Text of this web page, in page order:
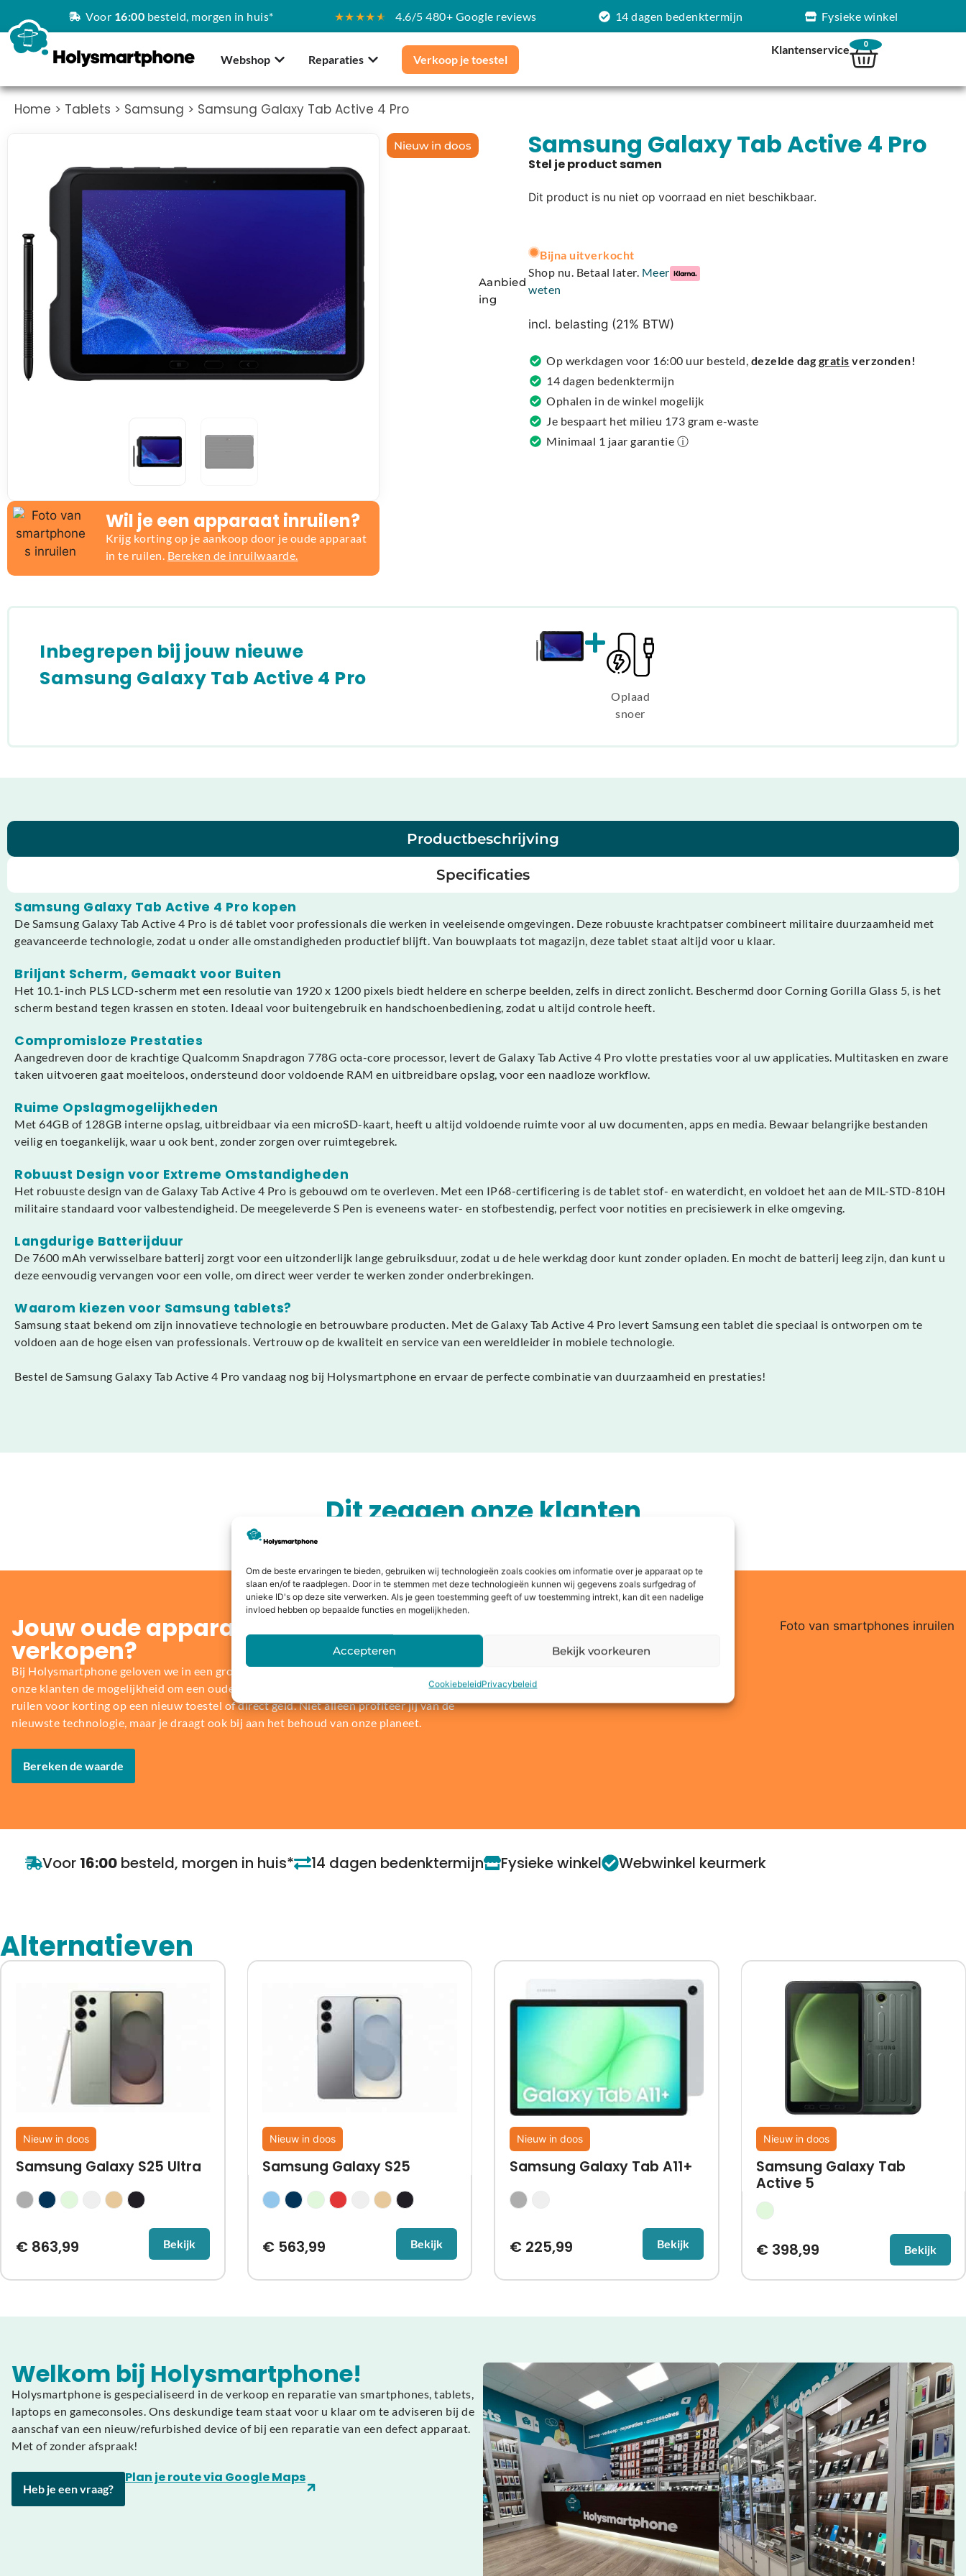
Om de beste ervaringen te bieden, gebruiken wij technologieën zoals cookies om informatie over je apparaat op te
slaan en/of te raadplegen. Door in te stemmen met deze technologieën kunnen wij gegevens zoals surfgedrag of
unieke ID's op deze site verwerken. Als je geen toestemming geeft of uw toestemming intrekt, kan dit een nadelige
invloed hebben op bepaalde functies en mogelijkheden.
Accepteren Bekijk voorkeuren
CookiebeleidPrivacybeleid
Voor 16:00 besteld, morgen in huis* ★★★★★ 4.6/5 480+ Google reviews 14 dagen bedenktermijn Fysieke winkel
Webshop Reparaties Verkoop je toestel
Klantenservice 0
Home > Tablets > Samsung > Samsung Galaxy Tab Active 4 Pro
Wil je een apparaat inruilen?
Krijg korting op je aankoop door je oude apparaat
in te ruilen. Bereken de inruilwaarde.
Nieuw in doos
Aanbied
ing
Samsung Galaxy Tab Active 4 Pro
Dit product is nu niet op voorraad en niet beschikbaar.
l
t
e
n
t
i
v
e
:
Bijna uitverkocht
Shop nu. Betaal later. Meer
weten
incl. belasting (21% BTW)
Op werkdagen voor 16:00 uur besteld, dezelde dag gratis verzonden!
14 dagen bedenktermijn
Ophalen in de winkel mogelijk
Je bespaart het milieu 173 gram e-waste
Minimaal 1 jaar garantie ⓘ
Inbegrepen bij jouw nieuwe
Samsung Galaxy Tab Active 4 Pro
Oplaad
snoer
Productbeschrijving
Specificaties
Samsung Galaxy Tab Active 4 Pro kopen
De Samsung Galaxy Tab Active 4 Pro is dé tablet voor professionals die werken in veeleisende omgevingen. Deze robuuste krachtpatser combineert militaire duurzaamheid met
geavanceerde technologie, zodat u onder alle omstandigheden productief blijft. Van bouwplaats tot magazijn, deze tablet staat altijd voor u klaar.
Briljant Scherm, Gemaakt voor Buiten
Het 10.1-inch PLS LCD-scherm met een resolutie van 1920 x 1200 pixels biedt heldere en scherpe beelden, zelfs in direct zonlicht. Beschermd door Corning Gorilla Glass 5, is het
scherm bestand tegen krassen en stoten. Ideaal voor buitengebruik en handschoenbediening, zodat u altijd controle heeft.
Compromisloze Prestaties
Aangedreven door de krachtige Qualcomm Snapdragon 778G octa-core processor, levert de Galaxy Tab Active 4 Pro vlotte prestaties voor al uw applicaties. Multitasken en zware
taken uitvoeren gaat moeiteloos, ondersteund door voldoende RAM en uitbreidbare opslag, voor een naadloze workflow.
Ruime Opslagmogelijkheden
Met 64GB of 128GB interne opslag, uitbreidbaar via een microSD-kaart, heeft u altijd voldoende ruimte voor al uw documenten, apps en media. Bewaar belangrijke bestanden
veilig en toegankelijk, waar u ook bent, zonder zorgen over ruimtegebrek.
Robuust Design voor Extreme Omstandigheden
Het robuuste design van de Galaxy Tab Active 4 Pro is gebouwd om te overleven. Met een IP68-certificering is de tablet stof- en waterdicht, en voldoet het aan de MIL-STD-810H
militaire standaard voor valbestendigheid. De meegeleverde S Pen is eveneens water- en stofbestendig, perfect voor notities en precisiewerk in elke omgeving.
Langdurige Batterijduur
De 7600 mAh verwisselbare batterij zorgt voor een uitzonderlijk lange gebruiksduur, zodat u de hele werkdag door kunt zonder opladen. En mocht de batterij leeg zijn, dan kunt u
deze eenvoudig vervangen voor een volle, om direct weer verder te werken zonder onderbrekingen.
Waarom kiezen voor Samsung tablets?
Samsung staat bekend om zijn innovatieve technologie en betrouwbare producten. Met de Galaxy Tab Active 4 Pro levert Samsung een tablet die speciaal is ontworpen om te
voldoen aan de hoge eisen van professionals. Vertrouw op de kwaliteit en service van een wereldleider in mobiele technologie.
Bestel de Samsung Galaxy Tab Active 4 Pro vandaag nog bij Holysmartphone en ervaar de perfecte combinatie van duurzaamheid en prestaties!
Dit zeggen onze klanten
Jouw oude apparaat inruilen of
verkopen?
Bij Holysmartphone geloven we in een groene en duurzamere wereld. Daarom bieden wij
onze klanten de mogelijkheid om een oude smartphone, tablet, laptop of console in te
ruilen voor korting op een nieuw toestel of direct geld. Niet alleen profiteer jij van de
nieuwste technologie, maar je draagt ook bij aan het behoud van onze planeet.
Bereken de waarde
Voor 16:00 besteld, morgen in huis* 14 dagen bedenktermijn Fysieke winkel Webwinkel keurmerk
Alternatieven
Nieuw in doos
Samsung Galaxy S25 Ultra
€863,99 Bekijk
Nieuw in doos
Samsung Galaxy S25
€ 563,99 Bekijk
Nieuw in doos
Samsung Galaxy Tab A11+
€225,99 Bekijk
Nieuw in doos
Samsung Galaxy Tab
Active 5
€ 398,99 Bekijk
Welkom bij Holysmartphone!
Holysmartphone is gespecialiseerd in de verkoop en reparatie van smartphones, tablets,
laptops en gameconsoles. Ons deskundige team staat voor u klaar om te adviseren bij de
aanschaf van een nieuw/refurbished device of bij een reparatie van een defect apparaat.
Met of zonder afspraak!
Heb je een vraag?
Plan je route via Google Maps